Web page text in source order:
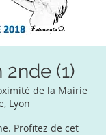
(1)
de la Mairie
Lyon
Profitez de cet